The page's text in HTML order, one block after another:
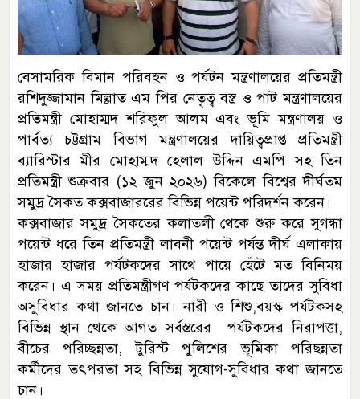
বেসামরিক বিমান পরিবহন ও পর্যটন মন্ত্রণালয়ের প্রতিমন্ত্রী
রশিদুজ্জামান মিল্লাত এম পির নেতৃত্ব বস্ত্র ও পাট মন্ত্রণালয়ের
প্রতিমন্ত্রী মোহাম্মদ শরিফুল আলম এবং ভূমি মন্ত্রণালয় ও
পার্বত্য চট্টগ্রাম বিভাগ মন্ত্রণালয়ের দায়িত্বপ্রাপ্ত প্রতিমন্ত্রী
ব্যারিস্টার মীর মোহাম্মদ হেলাল উদ্দিন এমপি সহ তিন
প্রতিমন্ত্রী শুক্রবার (১২ জুন ২০২৬) বিকেলে বিশ্বের দীর্ঘতম
সমুদ্র সৈকত কক্সবাজাররের বিভিন্ন পয়েন্ট পরিদর্শন করেন।
কক্সবাজার সমুদ্র সৈকতের কলাতলী থেকে শুরু করে সুগন্ধা
পয়েন্ট ধরে তিন প্রতিমন্ত্রী লাবনী পয়েন্ট পর্যন্ত দীর্ঘ এলাকায়
হাজার হাজার পর্যটকদের সাথে পায়ে হেঁটে মত বিনিময়
করেন। এ সময় প্রতিমন্ত্রীগণ পর্যটকদের কাছে তাদের সুবিধা
অসুবিধার কথা জানতে চান। নারী ও শিশু,বয়স্ক পর্যটকসহ
বিভিন্ন স্থান থেকে আগত সর্বস্তরের পর্যটকদের নিরাপত্তা,
বীচের পরিচ্ছন্নতা, টুরিস্ট পুলিশের ভূমিকা পরিছন্নতা
কর্মীদের তৎপরতা সহ বিভিন্ন সুযোগ-সুবিধার কথা জানতে
চান।